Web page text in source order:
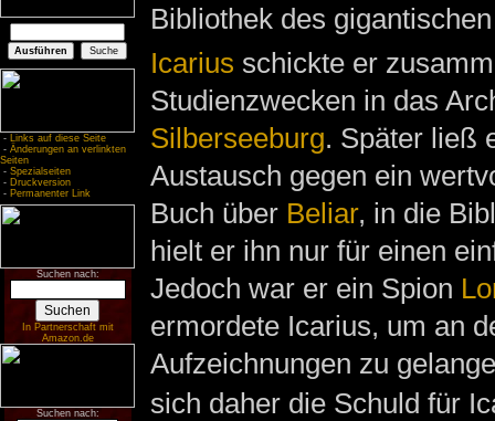
- Links auf diese Seite
- Änderungen an verlinkten
Seiten
- Spezialseiten
- Druckversion
- Permanenter Link
Suchen nach:
In Partnerschaft mit
Amazon.de
Suchen nach:
Bibliothek des
Icarius schickte er
Studienzwecken in das
Silberseeburg. Später ließ
Austausch gegen ein
Buch über Beliar, in die
hielt er ihn nur für einen
Jedoch war er ein Spion
ermordete Icarius, um an
Aufzeichnungen zu
sich daher die Schuld für